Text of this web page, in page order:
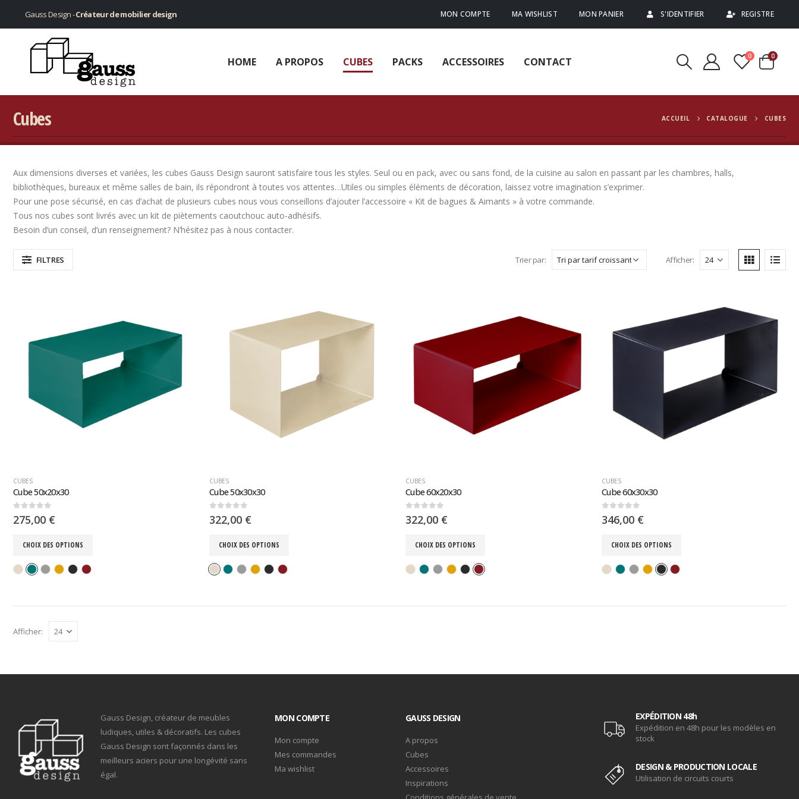
Gauss Design -Créateur de mobilier design MON COMPTE MA WISHLIST MON PANIER S'IDENTIFIER REGISTRE
HOME A PROPOS CUBES PACKS ACCESSOIRES CONTACT 0 0
Cubes ACCUEIL CATALOGUE CUBES
Aux dimensions diverses et variées, les cubes Gauss Design sauront satisfaire tous les styles. Seul ou en pack, avec ou sans fond, de la cuisine au salon en passant par les chambres, halls,
bibliothèques, bureaux et même salles de bain, ils répondront à toutes vos attentes…Utiles ou simples éléments de décoration, laissez votre imagination s’exprimer.
Pour une pose sécurisé, en cas d’achat de plusieurs cubes nous vous conseillons d’ajouter l’accessoire « Kit de bagues & Aimants » à votre commande.
Tous nos cubes sont livrés avec un kit de piètements caoutchouc auto-adhésifs.
Besoin d’un conseil, d’un renseignement? N’hésitez pas à nous contacter.
FILTRES Trier par: Afficher:
CUBES
Cube 50x20x30
0sur 5
275,00 €
CHOIX DES OPTIONS
CUBES
Cube 50x30x30
0sur 5
322,00 €
CHOIX DES OPTIONS
CUBES
Cube 60x20x30
0sur 5
322,00 €
CHOIX DES OPTIONS
CUBES
Cube 60x30x30
0sur 5
346,00 €
CHOIX DES OPTIONS
Afficher:
Gauss Design, créateur de meubles
ludiques, utiles & décoratifs. Les cubes
Gauss Design sont façonnés dans les
meilleurs aciers pour une longévité sans
égal.
MON COMPTE
Mon compte
Mes commandes
Ma wishlist
GAUSS DESIGN
A propos
Cubes
Accessoires
Inspirations
EXPÉDITION 48h
Expédition en 48h pour les modèles en
stock
DESIGN & PRODUCTION LOCALE
Utilisation de circuits courts